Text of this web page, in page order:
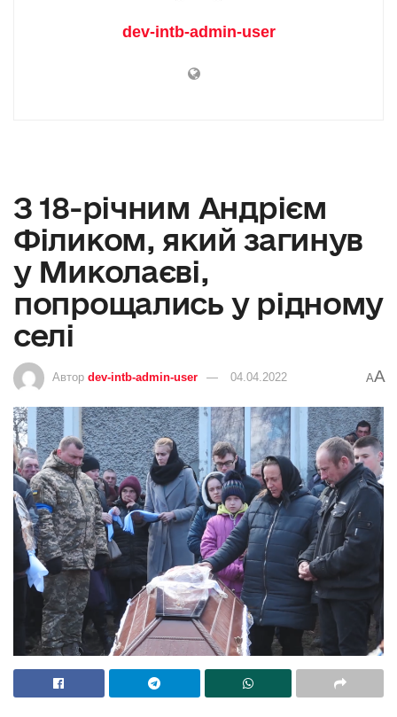
dev-intb-admin-user
З 18-річним Андрієм
Філиком, який загинув
у Миколаєві,
попрощались у рідному
селі
Автор dev-intb-admin-user 04.04.2022 AA